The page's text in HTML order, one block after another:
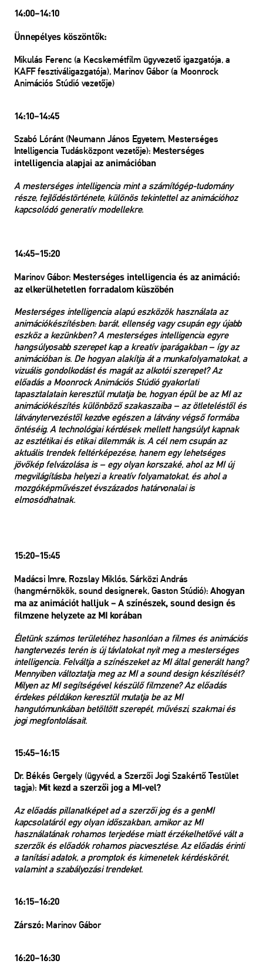
14:00–14:10
Ünnepélyes köszöntők:
Mikulás Ferenc (a Kecskemétfilm ügyvezető igazgatója, a
KAFF fesztiváligazgatója), Marinov Gábor (a Moonrock
Animációs Stúdió vezetője)
14:10–14:45
Szabó Lóránt (Neumann János Egyetem, Mesterséges
Intelligencia Tudásközpont vezetője): Mesterséges
intelligencia alapjai az animációban
A mesterséges intelligencia mint a számítógép-tudomány
része, fejlődéstörténete, különös tekintettel az animációhoz
kapcsolódó generatív modellekre.
14:45–15:20
Marinov Gábor: Mesterséges intelligencia és az animáció:
az elkerülhetetlen forradalom küszöbén
Mesterséges intelligencia alapú eszközök használata az
animációkészítésben: barát, ellenség vagy csupán egy újabb
eszköz a kezünkben? A mesterséges intelligencia egyre
hangsúlyosabb szerepet kap a kreatív iparágakban – így az
animációban is. De hogyan alakítja át a munkafolyamatokat, a
vizuális gondolkodást és magát az alkotói szerepet? Az
előadás a Moonrock Animációs Stúdió gyakorlati
tapasztalatain keresztül mutatja be, hogyan épül be az MI az
animációkészítés különböző szakaszaiba – az ötleteléstől és
látványtervezéstől kezdve egészen a látvány végső formába
öntéséig. A technológiai kérdések mellett hangsúlyt kapnak
az esztétikai és etikai dilemmák is. A cél nem csupán az
aktuális trendek feltérképezése, hanem egy lehetséges
jövőkép felvázolása is – egy olyan korszaké, ahol az MI új
megvilágításba helyezi a kreatív folyamatokat, és ahol a
mozgóképművészet évszázados határvonalai is
elmosódhatnak.
15:20–15:45
Madácsi Imre, Rozslay Miklós, Sárközi András
(hangmérnökök, sound designerek, Gaston Stúdió): Ahogyan
ma az animációt halljuk – A színészek, sound design és
filmzene helyzete az MI korában
Életünk számos területéhez hasonlóan a filmes és animációs
hangtervezés terén is új távlatokat nyit meg a mesterséges
intelligencia. Felváltja a színészeket az MI által generált hang?
Mennyiben változtatja meg az MI a sound design készítését?
Milyen az MI segítségével készülő filmzene? Az előadás
érdekes példákon keresztül mutatja be az MI
hangutómunkában betöltött szerepét, művészi, szakmai és
jogi megfontolásait.
15:45–16:15
Dr. Békés Gergely (ügyvéd, a Szerzői Jogi Szakértő Testület
tagja): Mit kezd a szerzői jog a MI-vel?
Az előadás pillanatképet ad a szerzői jog és a genMI
kapcsolatáról egy olyan időszakban, amikor az MI
használatának rohamos terjedése miatt érzékelhetővé vált a
szerzők és előadók rohamos piacvesztése. Az előadás érinti
a tanítási adatok, a promptok és kimenetek kérdéskörét,
valamint a szabályozási trendeket.
16:15–16:20
Zárszó: Marinov Gábor
16:20–16:30